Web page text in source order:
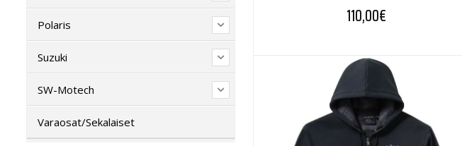
110,00€
Polaris
Suzuki
SW-Motech
Varaosat/Sekalaiset